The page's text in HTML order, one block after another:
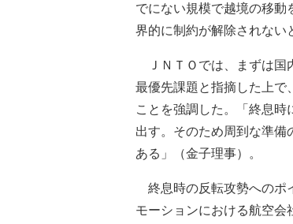
でにない規模で越境の移動
界的に制約が解除されない
ＪＮＴＯでは、まずは国
最優先課題と指摘した上で
ことを強調した。「終息時
出す。そのため周到な準備
ある」（金子理事）。
終息時の反転攻勢へのポ
モーションにおける航空